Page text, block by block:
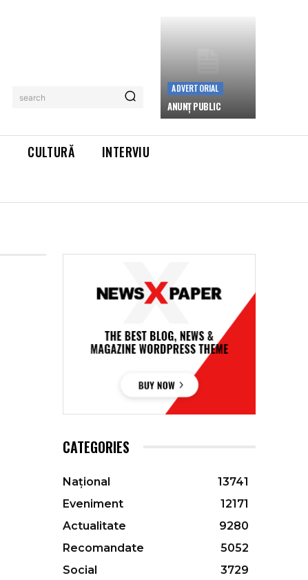
search
ADVERTORIAL
ANUNȚ PUBLIC
CULTURĂ
INTERVIU
CATEGORIES
Național
13741
Eveniment
12171
Actualitate
9280
Recomandate
5052
Social
3729